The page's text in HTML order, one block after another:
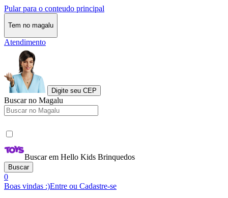
Pular para o conteudo principal
Tem no magalu
Atendimento
Digite seu CEP
Buscar no Magalu
Buscar em Hello Kids Brinquedos
Buscar
0
Boas vindas :)Entre ou Cadastre-se